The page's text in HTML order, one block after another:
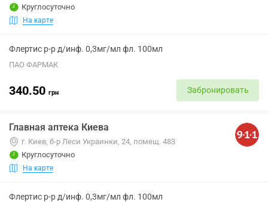
Круглосуточно
На карте
Флертис р-р д/инф. 0,3мг/мл фл. 100мл
ПАО ФАРМАК
340.50 грн Забронировать
Главная аптека Киева
г. Киев, б-р Леси Украинки, 24, помещ. 483
Круглосуточно
На карте
Флертис р-р д/инф. 0,3мг/мл фл. 100мл